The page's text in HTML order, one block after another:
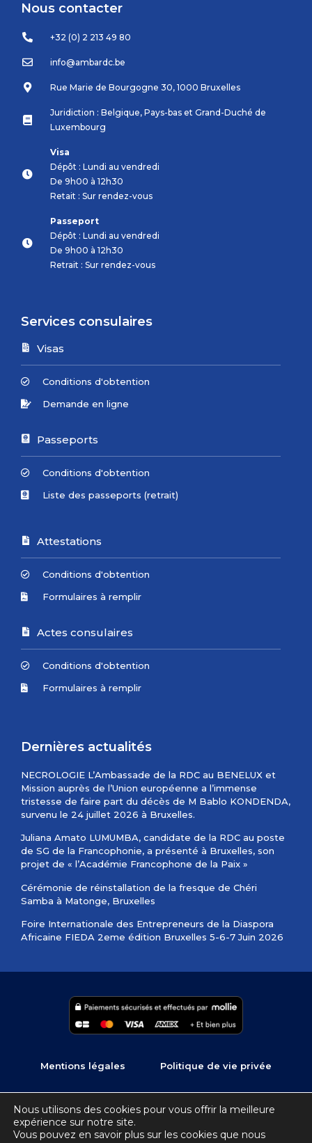
Nous contacter
+32 (0) 2 213 49 80
info@ambardc.be
Rue Marie de Bourgogne 30, 1000 Bruxelles
Juridiction : Belgique, Pays-bas et Grand-Duché de
Luxembourg
Visa
Dépôt : Lundi au vendredi
De 9h00 à 12h30
Retait : Sur rendez-vous
Passeport
Dépôt : Lundi au vendredi
De 9h00 à 12h30
Retrait : Sur rendez-vous
Services consulaires
Visas
Conditions d'obtention
Demande en ligne
Passeports
Conditions d'obtention
Liste des passeports (retrait)
Attestations
Conditions d'obtention
Formulaires à remplir
Actes consulaires
Conditions d'obtention
Formulaires à remplir
Dernières actualités
NECROLOGIE L’Ambassade de la RDC au BENELUX et
Mission auprès de l’Union européenne a l’immense
tristesse de faire part du décès de M Bablo KONDENDA,
survenu le 24 juillet 2026 à Bruxelles.
Juliana Amato LUMUMBA, candidate de la RDC au poste
de SG de la Francophonie, a présenté à Bruxelles, son
projet de « l’Académie Francophone de la Paix »
Cérémonie de réinstallation de la fresque de Chéri
Samba à Matonge, Bruxelles
Foire Internationale des Entrepreneurs de la Diaspora
Africaine FIEDA 2eme édition Bruxelles 5-6-7 Juin 2026
Mentions légales Politique de vie privée
Copyright © 2022 – 2026 Ambassade de la R.D.Congo en
Belgique, Pays-Bas, Luxembourg | Développement :
Connectez-Moi, agence web à Liège
Nous utilisons des cookies pour vous offrir la meilleure
expérience sur notre site.
Vous pouvez en savoir plus sur les cookies que nous